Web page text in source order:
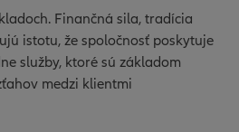
Finančná sila, tradícia
istotu, že spoločnosť poskytuje
služby, ktoré sú základom
medzi klientmi